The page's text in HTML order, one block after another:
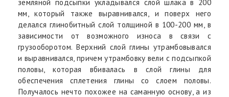
земляной подсыпки укладывался слой шлака в 200
мм, который также выравнивался, и поверх него
делался глинобитный слой толщиной в 100-200 мм, в
зависимости от возможного износа в связи с
грузооборотом. Верхний слой глины утрамбовывался
и выравнивался, причем утрамбовку вели с подсыпкой
половы, которая вбивалась в слой глины для
обеспечения сплетения глины со слоем половы.
Получалось нечто похожее на саманную основу, а из